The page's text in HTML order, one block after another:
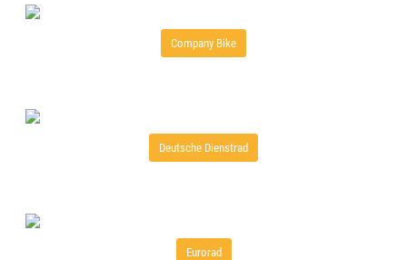
Company Bike
Deutsche Dienstrad
Eurorad